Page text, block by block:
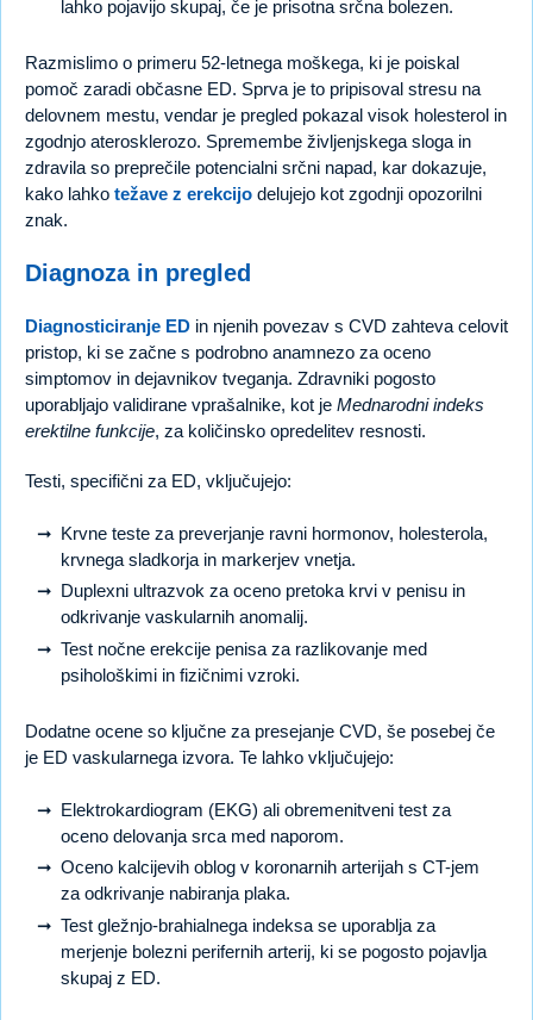
lahko pojavijo skupaj, če je prisotna srčna bolezen.
Razmislimo o primeru 52-letnega moškega, ki je poiskal
pomoč zaradi občasne ED. Sprva je to pripisoval stresu na
delovnem mestu, vendar je pregled pokazal visok holesterol in
zgodnjo aterosklerozo. Spremembe življenjskega sloga in
zdravila so preprečile potencialni srčni napad, kar dokazuje,
kako lahko težave z erekcijo delujejo kot zgodnji opozorilni
znak.
Diagnoza in pregled
Diagnosticiranje ED in njenih povezav s CVD zahteva celovit
pristop, ki se začne s podrobno anamnezo za oceno
simptomov in dejavnikov tveganja. Zdravniki pogosto
uporabljajo validirane vprašalnike, kot je Mednarodni indeks
erektilne funkcije, za količinsko opredelitev resnosti.
Testi, specifični za ED, vključujejo:
Krvne teste za preverjanje ravni hormonov, holesterola,
krvnega sladkorja in markerjev vnetja.
Duplexni ultrazvok za oceno pretoka krvi v penisu in
odkrivanje vaskularnih anomalij.
Test nočne erekcije penisa za razlikovanje med
psihološkimi in fizičnimi vzroki.
Dodatne ocene so ključne za presejanje CVD, še posebej če
je ED vaskularnega izvora. Te lahko vključujejo:
Elektrokardiogram (EKG) ali obremenitveni test za
oceno delovanja srca med naporom.
Oceno kalcijevih oblog v koronarnih arterijah s CT-jem
za odkrivanje nabiranja plaka.
Test gležnjo-brahialnega indeksa se uporablja za
merjenje bolezni perifernih arterij, ki se pogosto pojavlja
skupaj z ED.